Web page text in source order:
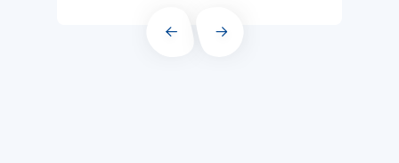
PRÉCÉDENT
SUIVANT